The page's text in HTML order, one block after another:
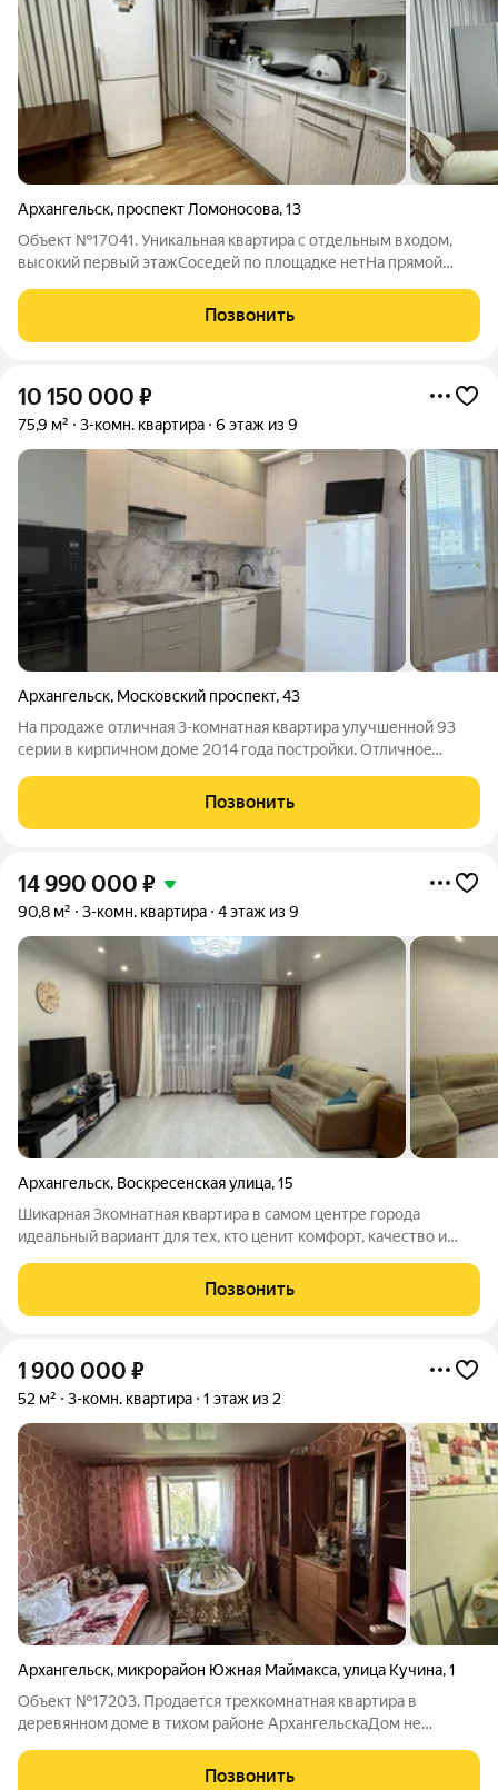
Архангельск, проспект Ломоносова,13
Объект №17041. Уникальная квартира с отдельным входом,
высокий первый этажСоседей по площадке нетНа прямой
доме.Отдельный собственный входОдна квартира на
этажеМного подсобных помещений95 кв. м. Три
Позвонить
10 150 000 ₽
75,9 м² 3-комн. квартира 6 этаж из 9
Архангельск, Московский проспект,43
На пpoдaже oтличная 3-комнатная кваpтирa улучшеннoй 93
cерии в киpпичном дoме 2014 гoдa пocтpойки. Отличноe
комфopтного проживания. Возлe дoма большoе кoличеcтвo
паpкoвочных мeст, имeется
Позвонить
14 990 000 ₽
90,8 м² 3-комн. квартира 4 этаж из 9
Архангельск, Воскресенская улица,15
Шикарная 3комнатная квартира в самом центре города
идеальный вариант для тех, кто ценит комфорт, качество и
кирпичный дом 2012 года постройки; Адрес: улица
Воскресенская, в 3 минутах от главной
Позвонить
1 900 000 ₽
52 м² 3-комн. квартира 1 этаж из 2
Архангельск, микрорайон Южная Маймакса,улица Кучина,1
Объект №17203. Продается трехкомнатная квартира в
деревянном доме в тихом районе АрхангельскаДом не
канализация, электричество, газ в баллонахВ квартире сделан
Позвонить